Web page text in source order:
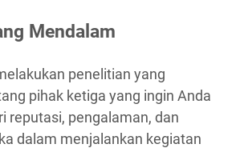
Mendalam
penelitian yang
pihak ketiga yang ingin Anda
reputasi, pengalaman, dan
dalam menjalankan kegiatan